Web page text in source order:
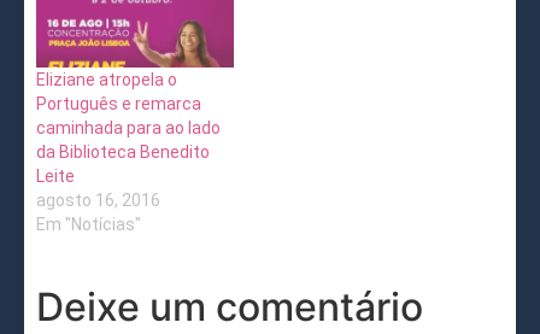
Eliziane atropela o
Português e remarca
caminhada para ao lado
da Biblioteca Benedito
Leite
agosto 16, 2016
Em "Notícias"
Deixe um comentário